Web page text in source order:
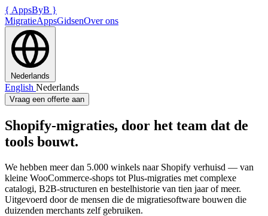
{ AppsByB }
MigratieAppsGidsenOver ons
Nederlands
English Nederlands
Vraag een offerte aan
Shopify-migraties, door het team dat de
tools bouwt.
We hebben meer dan 5.000 winkels naar Shopify verhuisd — van
kleine WooCommerce-shops tot Plus-migraties met complexe
catalogi, B2B-structuren en bestelhistorie van tien jaar of meer.
Uitgevoerd door de mensen die de migratiesoftware bouwen die
duizenden merchants zelf gebruiken.